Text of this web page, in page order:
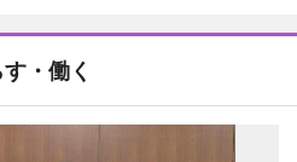
・働く